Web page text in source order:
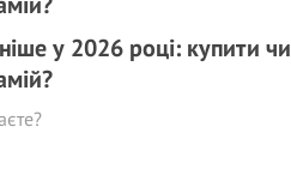
у 2026 році: купити чи